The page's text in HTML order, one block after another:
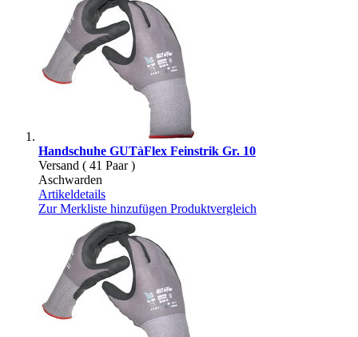
Handschuhe GUTàFlex Feinstrik Gr. 10
Versand ( 41 Paar )
Aschwarden
Artikeldetails
Zur Merkliste hinzufügen Produktvergleich